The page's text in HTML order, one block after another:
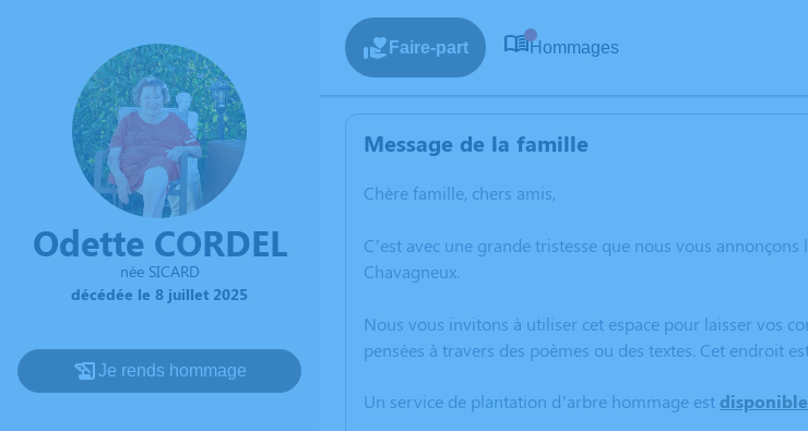
Odette CORDEL
née SICARD
décédée le 8 juillet 2025
Je rends hommage
Faire-part Hommages
Message de la famille
Chère famille, chers amis,
C’est avec une grande tristesse que nous vous
Chavagneux.
Nous vous invitons à utiliser cet espace pour laisser vos
pensées à travers des poèmes ou des textes. Cet endroit
Un service de plantation d’arbre hommage est